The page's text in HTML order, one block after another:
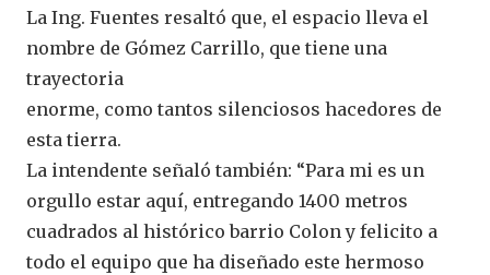
La Ing. Fuentes resaltó que, el espacio lleva el
nombre de Gómez Carrillo, que tiene una
trayectoria
enorme, como tantos silenciosos hacedores de
esta tierra.
La intendente señaló también: “Para mi es un
orgullo estar aquí, entregando 1400 metros
cuadrados al histórico barrio Colon y felicito a
todo el equipo que ha diseñado este hermoso